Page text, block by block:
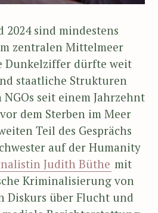
2024 sind mindestens
zentralen Mittelmeer
Dunkelziffer dürfte weit
staatliche Strukturen
seit einem Jahrzehnt
dem Sterben im Meer
Teil des Gesprächs
auf der Humanity
Judith Büthe mit
Kriminalisierung von
Diskurs über Flucht und